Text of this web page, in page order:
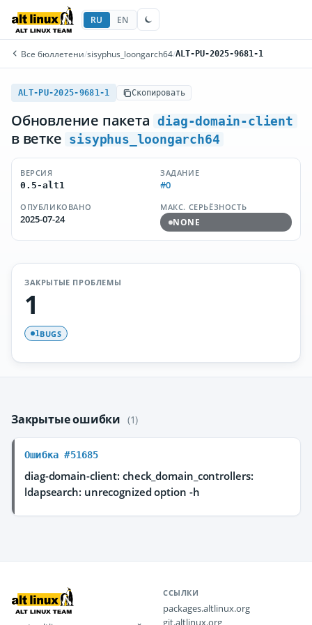
RU EN
Все бюллетени/sisyphus_loongarch64/ALT-PU-2025-9681-1
ALT-PU-2025-9681-1 Скопировать
Обновление пакета diag-domain-client
в ветке sisyphus_loongarch64
ВЕРСИЯ
0.5-alt1
ЗАДАНИЕ
#0
ОПУБЛИКОВАНО
2025-07-24
МАКС. СЕРЬЁЗНОСТЬ
NONE
ЗАКРЫТЫЕ ПРОБЛЕМЫ
1
1BUGS
Закрытые ошибки (1)
Ошибка #51685
diag-domain-client: check_domain_controllers:
ldapsearch: unrecognized option -h
ССЫЛКИ
packages.altlinux.org
git.altlinux.org